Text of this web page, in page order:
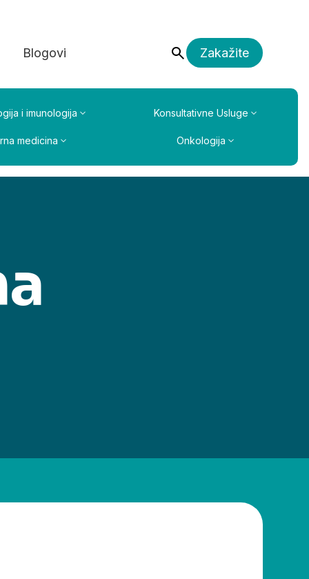
Blogovi Zakažite
i imunologija Konsultativne Usluge
medicina Onkologija